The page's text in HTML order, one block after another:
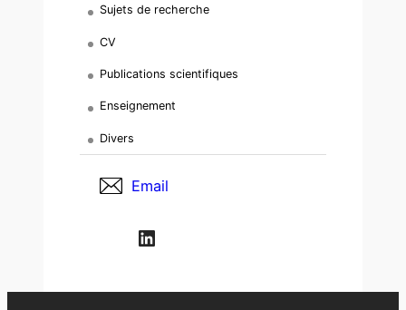
Sujets de recherche
CV
Publications scientifiques
Enseignement
Divers
Email
LinkedIn